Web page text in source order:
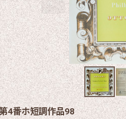
4番ホ短調作品98